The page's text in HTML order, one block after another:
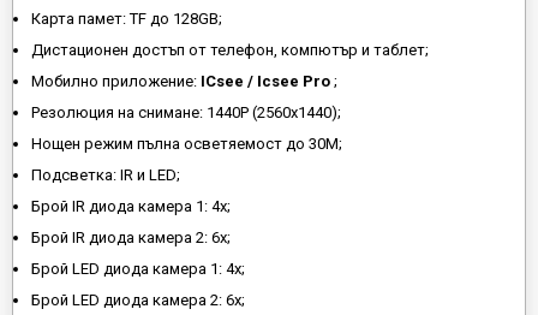
Карта памет: TF до 128GB;
Дистационен достъп от телефон, компютър и таблет;
Мобилно приложение: ICsee / Icsee Pro ;
Резолюция на снимане: 1440P (2560x1440);
Нощен режим пълна осветяемост до 30М;
Подсветка: IR и LED;
Брой IR диода камера 1: 4x;
Брой IR диода камера 2: 6х;
Брой LED диода камера 1: 4x;
Брой LED диода камера 2: 6х;